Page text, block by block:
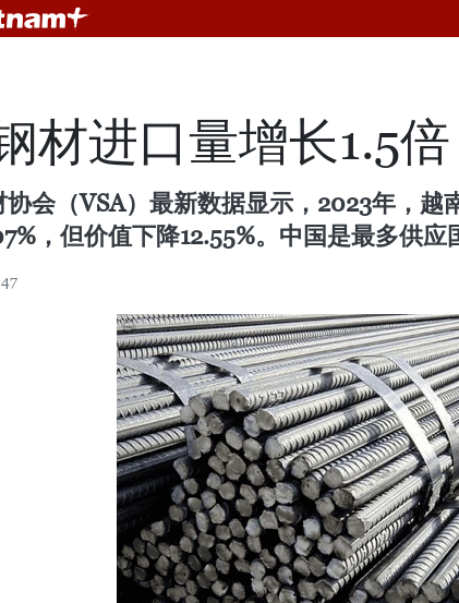
材进口量增长1.5倍
会（VSA）最新数据显示，2023年，
，但价值下降12.55%。中国是最多供